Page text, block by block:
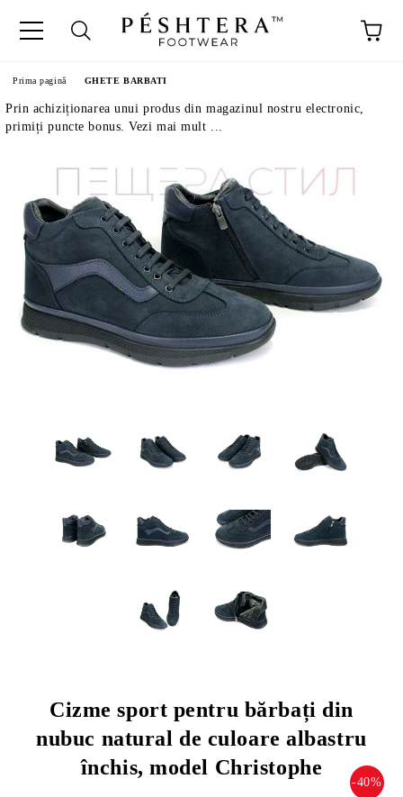
Prima pagină GHETE BARBATI
Prin achiziționarea unui produs din magazinul nostru electronic,
primiți puncte bonus. Vezi mai mult ...
Cizme sport pentru bărbați din
nubuc natural de culoare albastru
închis, model Christophe
-40%